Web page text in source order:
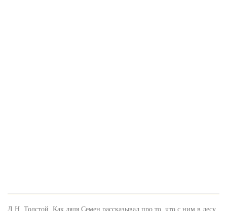
Л.Н. Толстой. Как дядя Семен рассказывал про то, что с ним в лесу